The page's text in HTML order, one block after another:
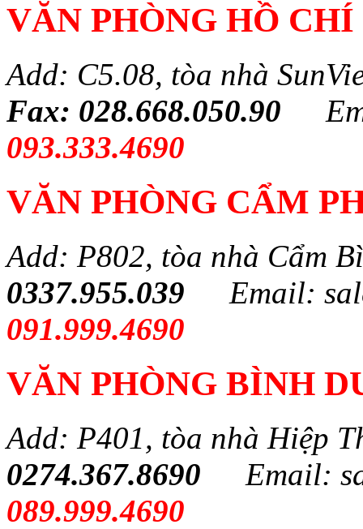
VĂN PHÒNG HỒ
Add: C5.08, tòa nhà
Fax: 028.668.050.90
093.333.4690
VĂN PHÒNG CẨM
Add: P802, tòa nhà Cẩm
0337.955.039
Email:
091.999.4690
VĂN PHÒNG BÌNH
Add: P401, tòa nhà Hiệp
0274.367.8690
Email:
089.999.4690